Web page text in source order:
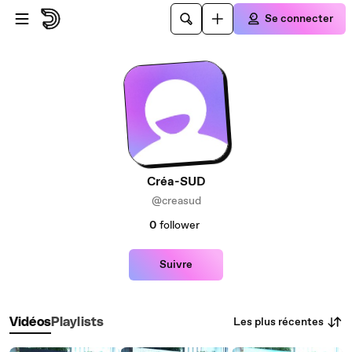
Passer au contenu principal
Se connecter
Créa-SUD
@creasud
0 follower
Suivre
VidéosPlaylists Les plus récentes